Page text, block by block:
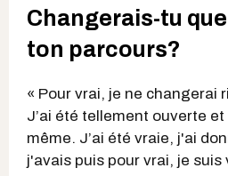
Changerais-tu
ton parcours?
« Pour vrai, je ne changerai
J’ai été tellement ouverte
même. J’ai été vraie, j'ai
j'avais puis pour vrai, je